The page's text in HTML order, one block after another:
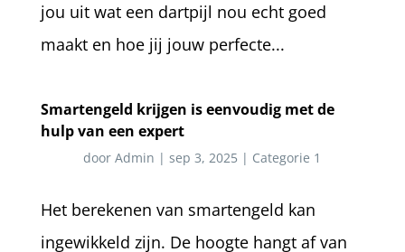
jou uit wat een dartpijl nou echt goed
maakt en hoe jij jouw perfecte...
Smartengeld krijgen is eenvoudig met de
hulp van een expert
doorAdmin |sep 3, 2025 | Categorie 1
Het berekenen van smartengeld kan
ingewikkeld zijn. De hoogte hangt af van